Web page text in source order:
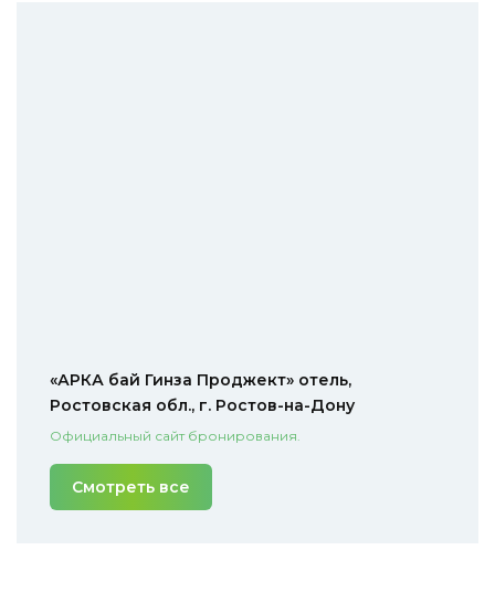
«АРКА бай Гинза Проджект» отель,
Ростовская обл., г. Ростов-на-Дону
Официальный сайт бронирования.
Смотреть все